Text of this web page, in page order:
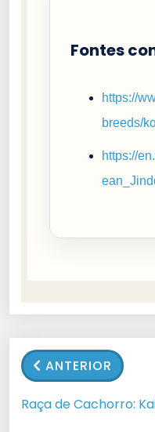
Fontes
https://
breeds/
https://
ANTERIOR
Raça de Cachorro: